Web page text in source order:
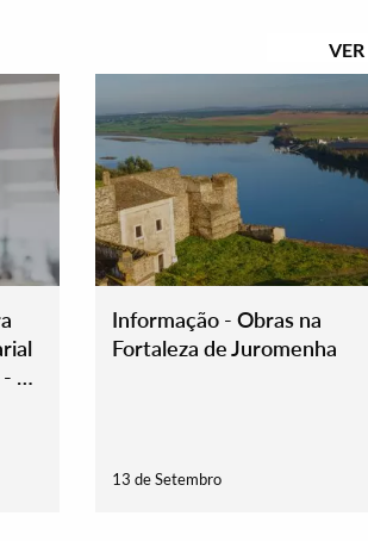
VER
11
Informação - Obras na
Fortaleza de Juromenha
13 de Setembro